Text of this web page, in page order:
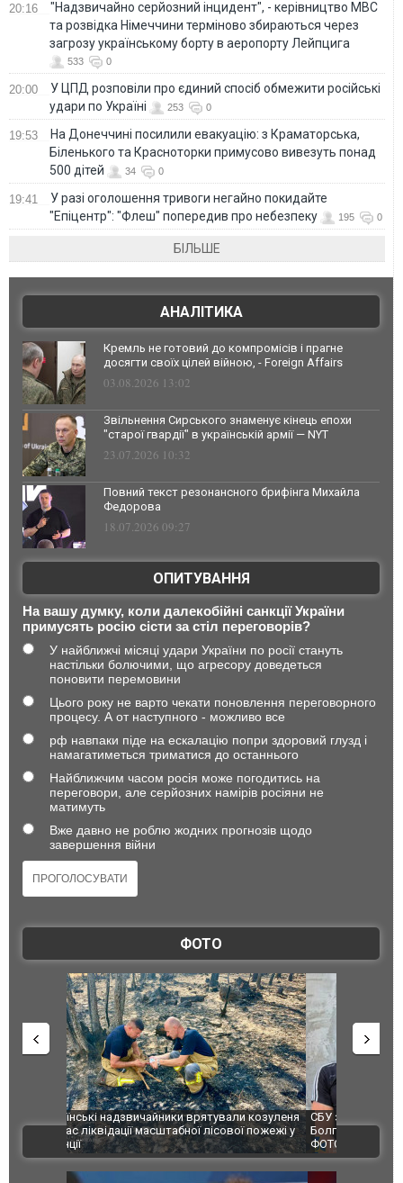
20:16
"Надзвичайно серйозний інцидент", - керівництво МВС
та розвідка Німеччини терміново збираються через
загрозу українському борту в аеропорту Лейпцига
533 0
20:00
У ЦПД розповіли про єдиний спосіб обмежити російські
удари по Україні
253 0
19:53
На Донеччині посилили евакуацію: з Краматорська,
Біленького та Красноторки примусово вивезуть понад
500 дітей
34 0
19:41
У разі оголошення тривоги негайно покидайте
"Епіцентр": "Флеш" попередив про небезпеку
195 0
БІЛЬШЕ
АНАЛІТИКА
Кремль не готовий до компромісів і прагне
досягти своїх цілей війною, - Foreign Affairs
03.08.2026 13:02
Звільнення Сирського знаменує кінець епохи
"старої гвардії" в українській армії — NYT
23.07.2026 10:32
Повний текст резонансного брифінга Михайла
Федорова
18.07.2026 09:27
ОПИТУВАННЯ
На вашу думку, коли далекобійні санкції України
примусять росію сісти за стіл переговорів?
У найближчі місяці удари України по росії стануть
настільки болючими, що агресору доведеться
поновити перемовини
Цього року не варто чекати поновлення переговорного
процесу. А от наступного - можливо все
рф навпаки піде на ескалацію попри здоровий глузд і
намагатиметься триматися до останнього
Найближчим часом росія може погодитись на
переговори, але серйозних намірів росіяни не
матимуть
Вже давно не роблю жодних прогнозів щодо
завершення війни
ФОТО
пожежі у
СБУ за сприяння Нацполіції та правоохоронців
Болгарії затримала міжнародного наркобарона.
ФОТО
Росіяни
одна
ВІДЕО